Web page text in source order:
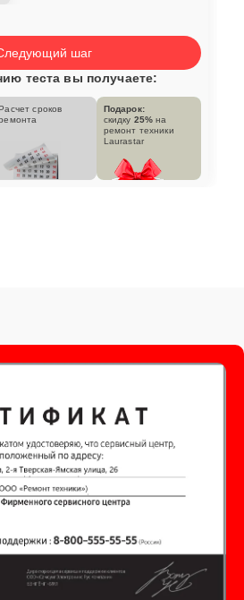
шаг
теста вы получаете:
сроков
Подарок:
скидку 25% на
ремонт техники
Laurastar